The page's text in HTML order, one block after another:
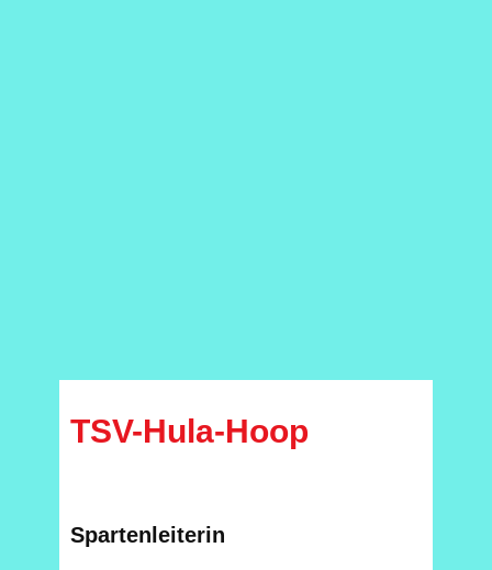
TSV-Hula-Hoop
Spartenleiterin